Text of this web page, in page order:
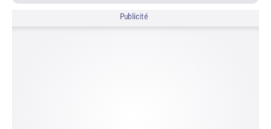
Publicité